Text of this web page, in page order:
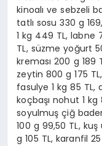
kinoalı ve sebzeli
tatlı sosu 330 g
1 kg 449 TL, labne
TL, süzme yoğurt
kreması 200 g 189
zeytin 800 g 175
fasulye 1 kg 85 TL,
koçbaşı nohut 1 kg
soyulmuş çiğ
100 g 99,50 TL,
g 105 TL, karanfil